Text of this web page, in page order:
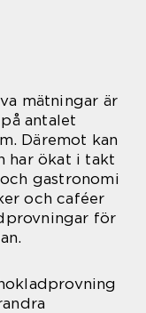
mätningar är
antalet
Däremot kan
har ökat i takt
gastronomi
och caféer
för